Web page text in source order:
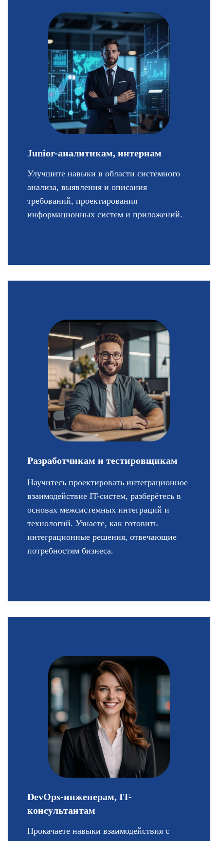
Junior-аналитикам, интернам
Улучшите навыки в области системного
анализа, выявления и описания
требований, проектирования
информационных систем и приложений.
Разработчикам и тестировщикам
Научитесь проектировать интеграционное
взаимодействие IT-систем, разберётесь в
основах межсистемных интеграций и
технологий. Узнаете, как готовить
интеграционные решения, отвечающие
потребностям бизнеса.
DevOps-инженерам, IT-
консультантам
Прокачаете навыки взаимодействия с